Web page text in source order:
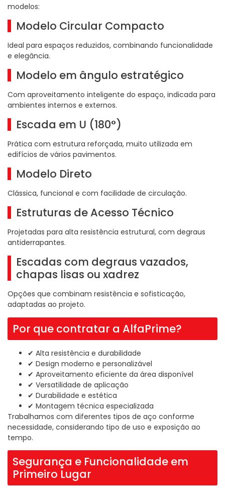
modelos:
Modelo Circular Compacto
Ideal para espaços reduzidos, combinando funcionalidade
e elegância.
Modelo em ângulo estratégico
Com aproveitamento inteligente do espaço, indicada para
ambientes internos e externos.
Escada em U (180°)
Prática com estrutura reforçada, muito utilizada em
edifícios de vários pavimentos.
Modelo Direto
Clássica, funcional e com facilidade de circulação.
Estruturas de Acesso Técnico
Projetadas para alta resistência estrutural, com degraus
antiderrapantes.
Escadas com degraus vazados,
chapas lisas ou xadrez
Opções que combinam resistência e sofisticação,
adaptadas ao projeto.
Por que contratar a AlfaPrime?
✔ Alta resistência e durabilidade
✔ Design moderno e personalizável
✔ Aproveitamento eficiente da área disponível
✔ Versatilidade de aplicação
✔ Durabilidade e estética
✔ Montagem técnica especializada
Trabalhamos com diferentes tipos de aço conforme
necessidade, considerando tipo de uso e exposição ao
tempo.
Segurança e Funcionalidade em
Primeiro Lugar